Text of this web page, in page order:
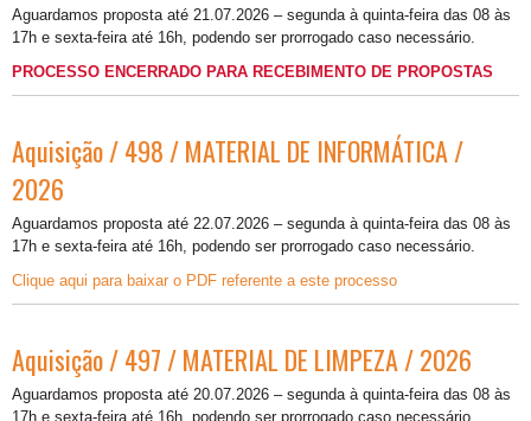
Aguardamos proposta até 21.07.2026 – segunda à quinta-feira das 08 às
17h e sexta-feira até 16h, podendo ser prorrogado caso necessário.
PROCESSO ENCERRADO PARA RECEBIMENTO DE PROPOSTAS
Aquisição / 498 / MATERIAL DE INFORMÁTICA /
2026
Aguardamos proposta até 22.07.2026 – segunda à quinta-feira das 08 às
17h e sexta-feira até 16h, podendo ser prorrogado caso necessário.
Clique aqui para baixar o PDF referente a este processo
Aquisição / 497 / MATERIAL DE LIMPEZA / 2026
Aguardamos proposta até 20.07.2026 – segunda à quinta-feira das 08 às
17h e sexta-feira até 16h, podendo ser prorrogado caso necessário.